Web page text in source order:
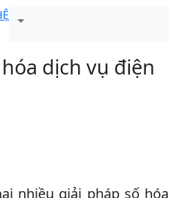
dịch vụ điện
nhiều giải pháp số hóa